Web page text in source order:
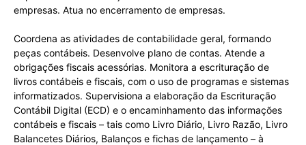
empresas. Atua no encerramento de empresas.
Coordena as atividades de contabilidade geral, formando
peças contábeis. Desenvolve plano de contas. Atende a
obrigações fiscais acessórias. Monitora a escrituração de
livros contábeis e fiscais, com o uso de programas e sistemas
informatizados. Supervisiona a elaboração da Escrituração
Contábil Digital (ECD) e o encaminhamento das informações
contábeis e fiscais – tais como Livro Diário, Livro Razão, Livro
Balancetes Diários, Balanços e fichas de lançamento – à